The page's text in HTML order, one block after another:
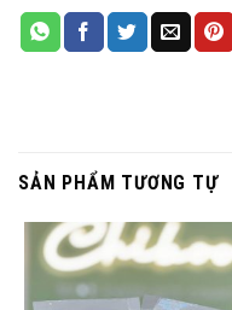
SẢN PHẨM TƯƠNG TỰ